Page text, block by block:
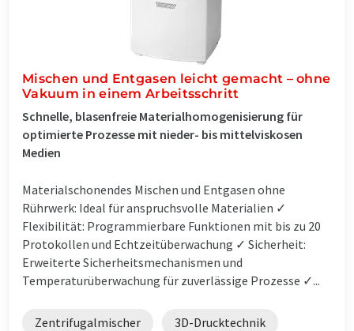
Mischen und Entgasen leicht gemacht – ohne
Vakuum in einem Arbeitsschritt
Schnelle, blasenfreie Materialhomogenisierung für
optimierte Prozesse mit nieder- bis mittelviskosen
Medien
Materialschonendes Mischen und Entgasen ohne
Rührwerk: Ideal für anspruchsvolle Materialien ✓
Flexibilität: Programmierbare Funktionen mit bis zu 20
Protokollen und Echtzeitüberwachung ✓ Sicherheit:
Erweiterte Sicherheitsmechanismen und
Temperaturüberwachung für zuverlässige Prozesse ✓...
Zentrifugalmischer 3D-Drucktechnik